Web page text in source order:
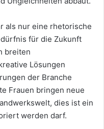
als nur eine rhetorische
für die Zukunft
breiten
Lösungen
der Branche
Frauen bringen neue
dies ist ein
werden darf.